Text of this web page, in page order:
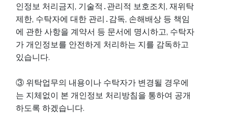
인정보 처리금지, 기술적․관리적 보호조치, 재위탁
제한, 수탁자에 대한 관리․감독, 손해배상 등 책임
에 관한 사항을 계약서 등 문서에 명시하고, 수탁자
가 개인정보를 안전하게 처리하는 지를 감독하고
있습니다.
③ 위탁업무의 내용이나 수탁자가 변경될 경우에
는 지체없이 본 개인정보 처리방침을 통하여 공개
하도록 하겠습니다.